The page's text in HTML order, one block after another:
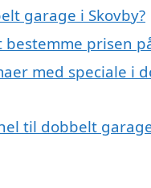
garage i Skovby?
prisen
med speciale i
til dobbelt